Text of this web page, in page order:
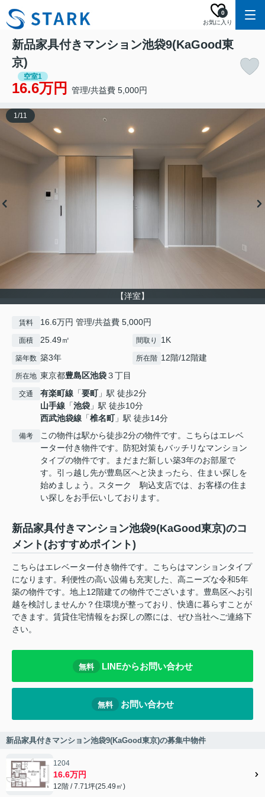
お気に入り
0
新品家具付きマンション池袋9(KaGood東
京)
空室1
16.6万円 管理/共益費 5,000円
【洋室】
1/11
賃料 16.6万円 管理/共益費 5,000円
面積 25.49㎡ 間取り 1K
築年数 築3年 所在階 12階/12階建
所在地 東京都豊島区池袋３丁目
交通 有楽町線 「要町」駅 徒歩2分
山手線 「池袋 」駅 徒歩10分
西武池袋線 「椎名町」駅 徒歩14分
備考
この物件は駅から徒歩2分の物件です。こちらはエレベ
ーター付き物件です。防犯対策もバッチリなマンション
タイプの物件です。まだまだ新しい築3年のお部屋で
す。引っ越し先が豊島区へと決まったら、住まい探しを
始めましょう。スターク 駒込支店では、お客様の住ま
い探しをお手伝いしております。
新品家具付きマンション池袋9(KaGood東京)のコ
メント(おすすめポイント)
こちらはエレベーター付き物件です。こちらはマンションタイプ
になります。利便性の高い設備も充実した、高ニーズな令和5年
築の物件です。地上12階建ての物件でございます。豊島区へお引
越を検討しませんか？住環境が整っており、快適に暮らすことが
できます。賃貸住宅情報をお探しの際には、ぜひ当社へご連絡下
さい。
無料 LINEからお問い合わせ
無料 お問い合わせ
新品家具付きマンション池袋9(KaGood東京)の募集中物件
1204
16.6万円
12階 / 7.71坪(25.49㎡)